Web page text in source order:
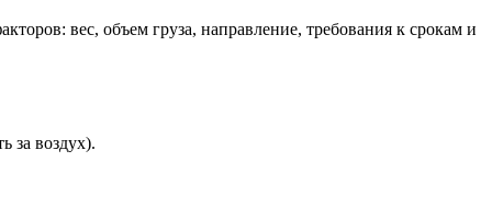
вес, объем груза, направление, требования к срокам и
за воздух).